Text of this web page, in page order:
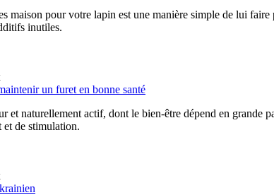
maison pour votre lapin est une manière simple de lui
inutiles.
un furet en bonne santé
et naturellement actif, dont le bien-être dépend en grande
et de stimulation.